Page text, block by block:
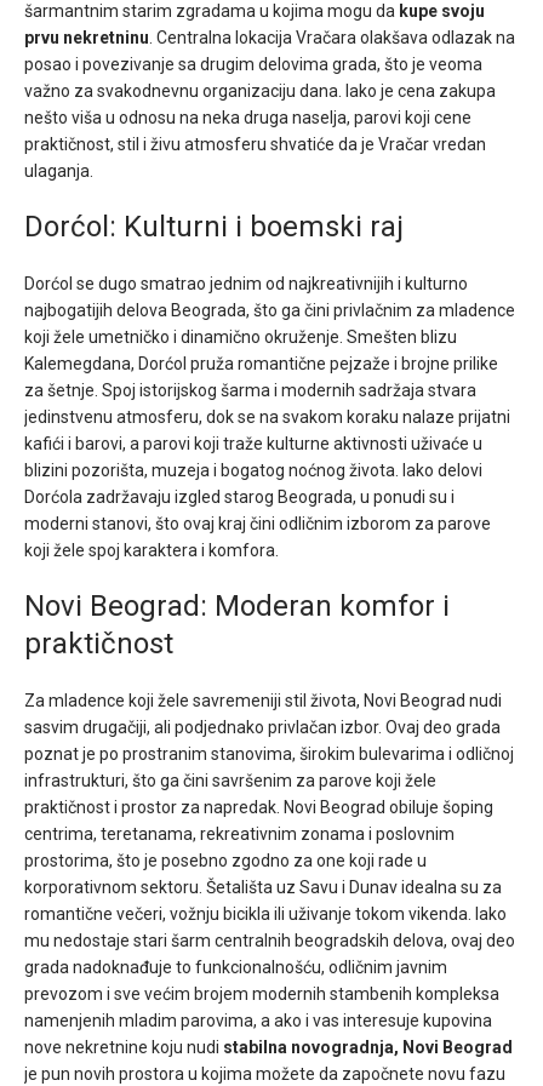
šarmantnim starim zgradama u kojima mogu da kupe svoju
prvu nekretninu. Centralna lokacija Vračara olakšava odlazak na
posao i povezivanje sa drugim delovima grada, što je veoma
važno za svakodnevnu organizaciju dana. Iako je cena zakupa
nešto viša u odnosu na neka druga naselja, parovi koji cene
praktičnost, stil i živu atmosferu shvatiće da je Vračar vredan
ulaganja.
Dorćol: Kulturni i boemski raj
Dorćol se dugo smatrao jednim od najkreativnijih i kulturno
najbogatijih delova Beograda, što ga čini privlačnim za mladence
koji žele umetničko i dinamično okruženje. Smešten blizu
Kalemegdana, Dorćol pruža romantične pejzaže i brojne prilike
za šetnje. Spoj istorijskog šarma i modernih sadržaja stvara
jedinstvenu atmosferu, dok se na svakom koraku nalaze prijatni
kafići i barovi, a parovi koji traže kulturne aktivnosti uživaće u
blizini pozorišta, muzeja i bogatog noćnog života. Iako delovi
Dorćola zadržavaju izgled starog Beograda, u ponudi su i
moderni stanovi, što ovaj kraj čini odličnim izborom za parove
koji žele spoj karaktera i komfora.
Novi Beograd: Moderan komfor i
praktičnost
Za mladence koji žele savremeniji stil života, Novi Beograd nudi
sasvim drugačiji, ali podjednako privlačan izbor. Ovaj deo grada
poznat je po prostranim stanovima, širokim bulevarima i odličnoj
infrastrukturi, što ga čini savršenim za parove koji žele
praktičnost i prostor za napredak. Novi Beograd obiluje šoping
centrima, teretanama, rekreativnim zonama i poslovnim
prostorima, što je posebno zgodno za one koji rade u
korporativnom sektoru. Šetališta uz Savu i Dunav idealna su za
romantične večeri, vožnju bicikla ili uživanje tokom vikenda. Iako
mu nedostaje stari šarm centralnih beogradskih delova, ovaj deo
grada nadoknađuje to funkcionalnošću, odličnim javnim
prevozom i sve većim brojem modernih stambenih kompleksa
namenjenih mladim parovima, a ako i vas interesuje kupovina
nove nekretnine koju nudi stabilna novogradnja, Novi Beograd
je pun novih prostora u kojima možete da započnete novu fazu